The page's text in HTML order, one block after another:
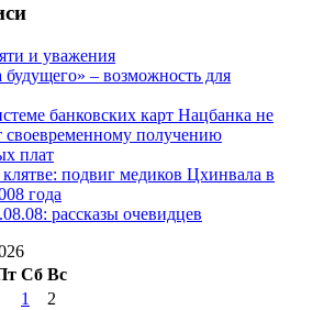
г
№97 30 июля 2015 г
2015 г
г(10)№98 5 июля 2014 г(10)
2013 г
г(14)
№99 4 августа
№99 8 июля 2014 г
г(11)
и уважения
будущего» – возможность для
банковских карт Нацбанка не
своевременному получению
плат
подвиг медиков Цхинвала в
года
рассказы очевидцев
Сб Вс
1
2